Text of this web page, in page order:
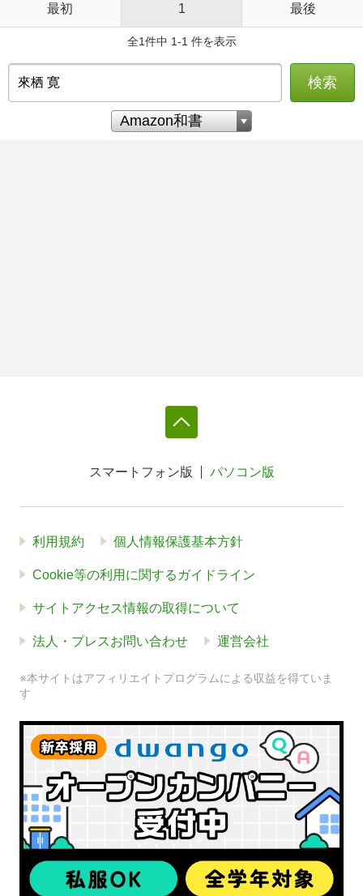
最初 1 最後
全1件中 1-1 件を表示
検索
スマートフォン版 パソコン版
利用規約 個人情報保護基本方針
Cookie等の利用に関するガイドライン
サイトアクセス情報の取得について
法人・プレスお問い合わせ 運営会社
※本サイトはアフィリエイトプログラムによる収益を得ていま
す